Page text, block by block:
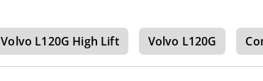
Volvo L120G High Lift Volvo L120G